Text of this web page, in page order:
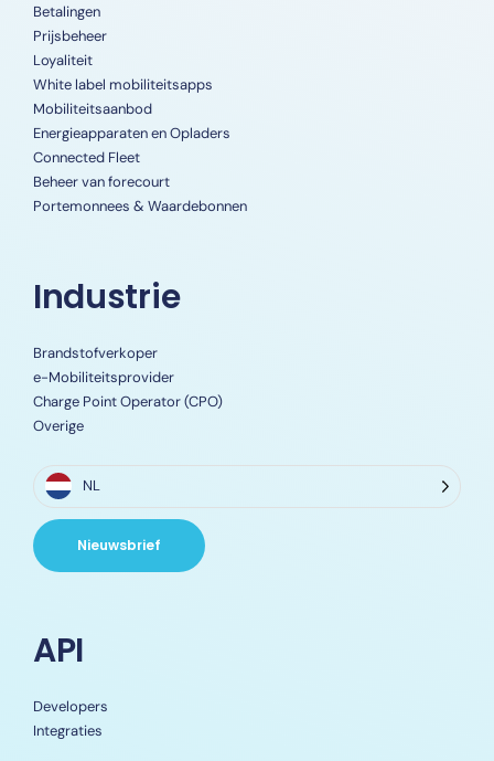
Betalingen
Prijsbeheer
Loyaliteit
White label mobiliteitsapps
Mobiliteitsaanbod
Energieapparaten en Opladers
Connected Fleet
Beheer van forecourt
Portemonnees & Waardebonnen
Industrie
Brandstofverkoper
e-Mobiliteitsprovider
Charge Point Operator (CPO)
Overige
NL
Nieuwsbrief
API
Developers
Integraties